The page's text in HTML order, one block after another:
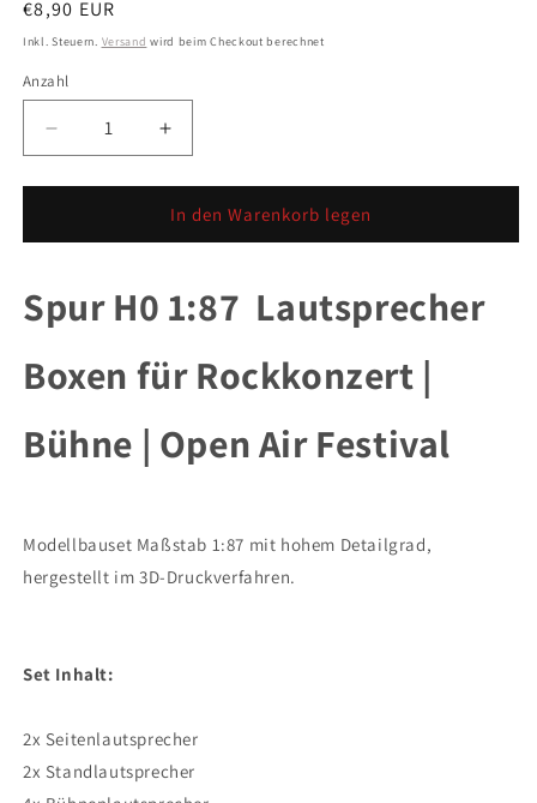
Normaler
Preis
€8,90 EUR
Inkl. Steuern. Versand wird beim Checkout berechnet
Anzahl
Anzahl
Verringere
die
Menge
Spur
Lautsprecher
für
Rockkonzert
Bühne
|
Festival
Erhöhe
die
Menge
für
Spur
1:87
Lautsprecher
für
Rockkonzert
Bühne
Festival
In den Warenkorb legen
Spur H0 1:87 Lautsprecher
Boxen für Rockkonzert |
Bühne | Open Air Festival
Modellbauset Maßstab 1:87 mit hohem Detailgrad,
hergestellt im 3D-Druckverfahren.
Set Inhalt:
2x Seitenlautsprecher
2x Standlautsprecher